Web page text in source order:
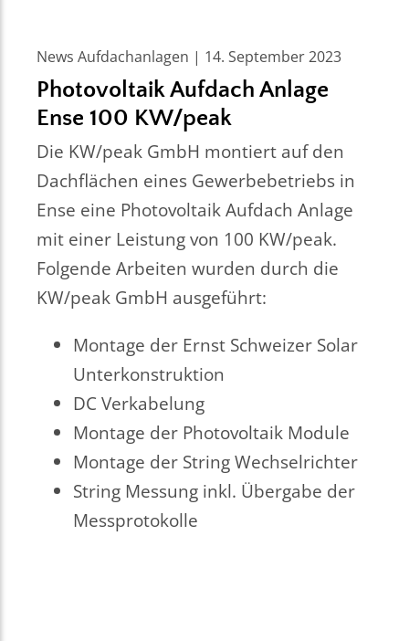
News Aufdachanlagen | 14. September 2023
Photovoltaik Aufdach Anlage
Ense 100 KW/peak
Die KW/peak GmbH montiert auf den
Dachflächen eines Gewerbebetriebs in
Ense eine Photovoltaik Aufdach Anlage
mit einer Leistung von 100 KW/peak.
Folgende Arbeiten wurden durch die
KW/peak GmbH ausgeführt:
Montage der Ernst Schweizer Solar
Unterkonstruktion
DC Verkabelung
Montage der Photovoltaik Module
Montage der String Wechselrichter
String Messung inkl. Übergabe der
Messprotokolle